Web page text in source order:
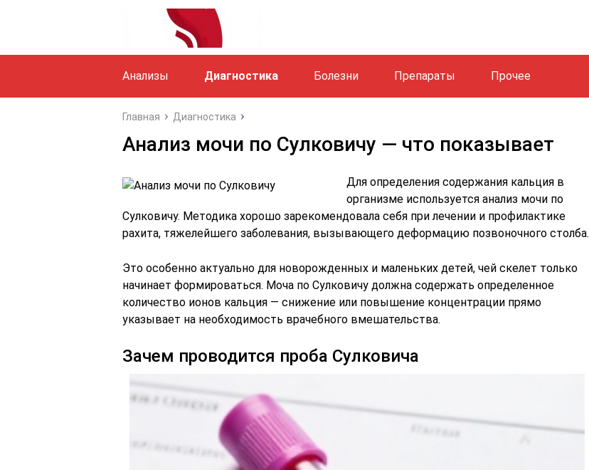
Анализы Диагностика Болезни Препараты Прочее
Главная Диагностика
Анализ мочи по Сулковичу — что показывает
Для определения содержания кальция в
организме используется анализ мочи по
Сулковичу. Методика хорошо зарекомендовала себя при лечении и профилактике
рахита, тяжелейшего заболевания, вызывающего деформацию позвоночного столба.
Это особенно актуально для новорожденных и маленьких детей, чей скелет только
начинает формироваться. Моча по Сулковичу должна содержать определенное
количество ионов кальция — снижение или повышение концентрации прямо
указывает на необходимость врачебного вмешательства.
Зачем проводится проба Сулковича